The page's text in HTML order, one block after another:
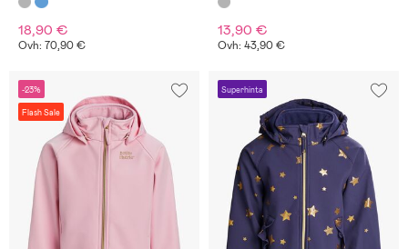
18,90 €
Ovh: 70,90 €
13,90 €
Ovh: 43,90 €
-23%
Flash Sale
Superhinta